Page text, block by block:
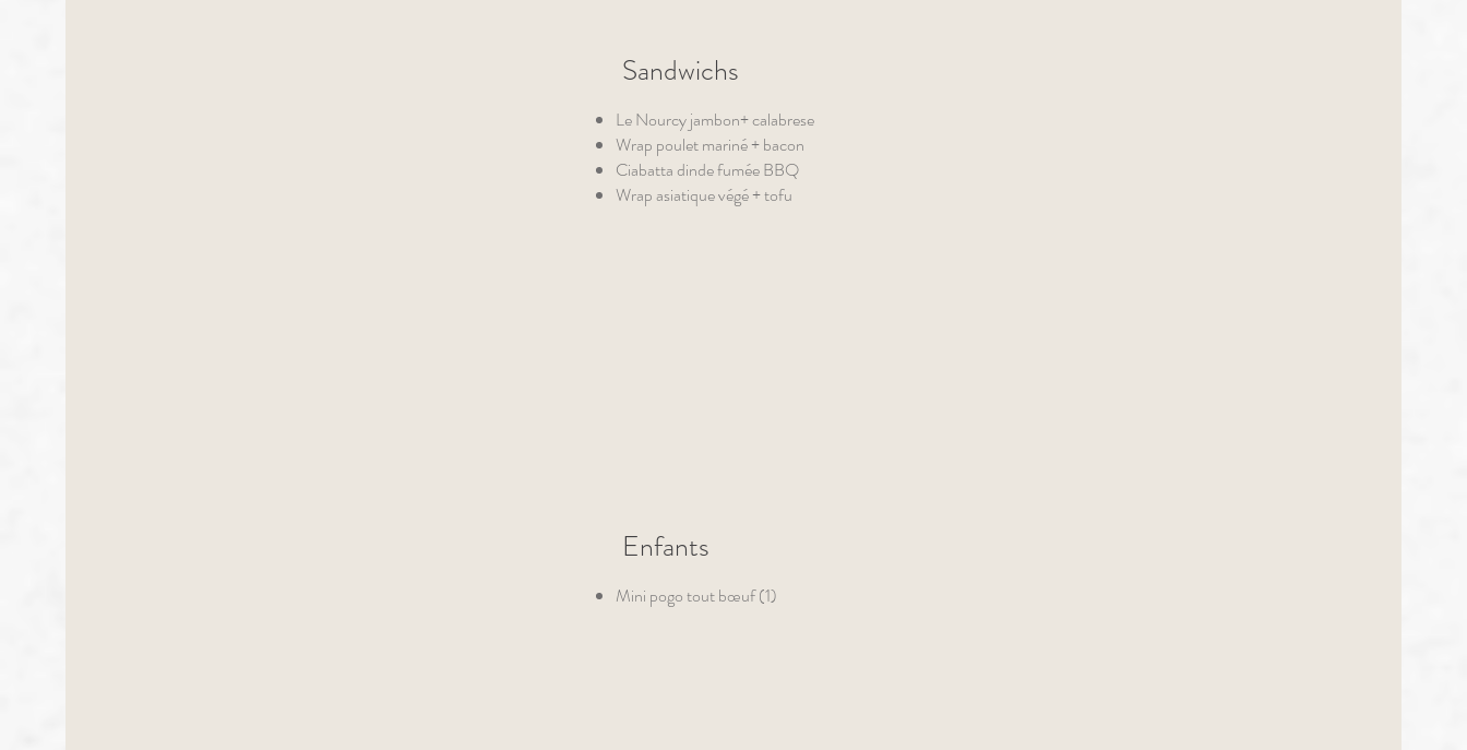
Sandwichs
Le Nourcy jambon+ calabrese
Wrap poulet mariné + bacon
Ciabatta dinde fumée BBQ
Wrap asiatique végé + tofu
Enfants
Mini pogo tout bœuf (1)